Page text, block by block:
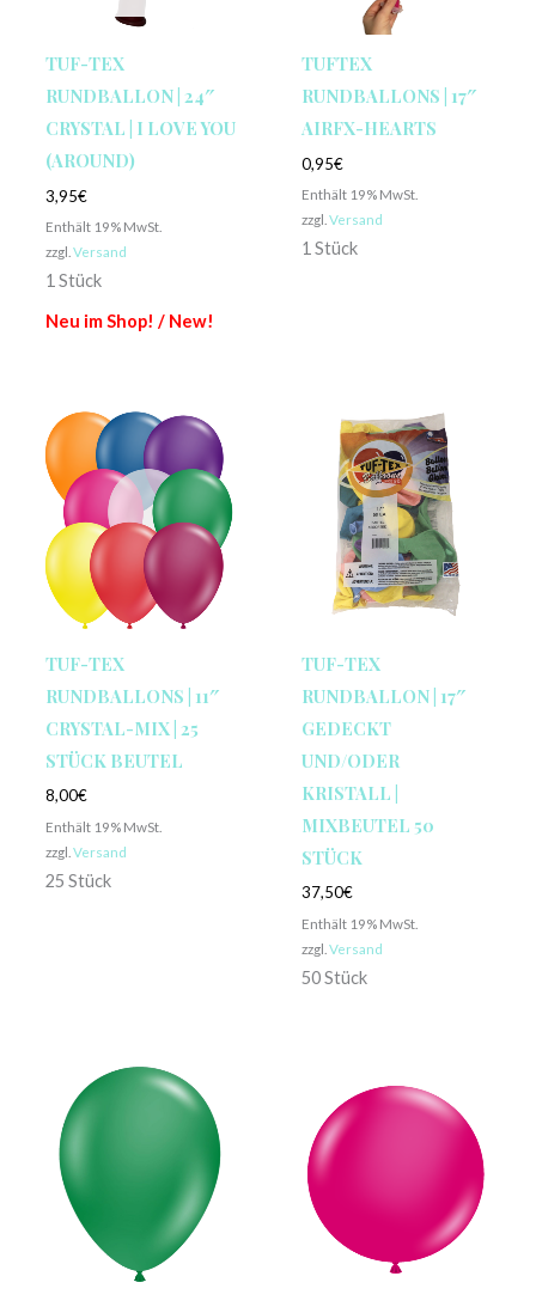
TUF-TEX
RUNDBALLON | 24″
CRYSTAL | I LOVE YOU
(AROUND)
3,95€
Enthält 19% MwSt.
zzgl. Versand
1 Stück
Neu im Shop! / New!
TUFTEX
RUNDBALLONS | 17″
AIRFX-HEARTS
0,95€
Enthält 19% MwSt.
zzgl. Versand
1 Stück
TUF-TEX
RUNDBALLONS | 11″
CRYSTAL-MIX | 25
STÜCK BEUTEL
8,00€
Enthält 19% MwSt.
zzgl. Versand
25 Stück
TUF-TEX
RUNDBALLON | 17″
GEDECKT
UND/ODER
KRISTALL |
MIXBEUTEL 50
STÜCK
37,50€
Enthält 19% MwSt.
zzgl. Versand
50 Stück